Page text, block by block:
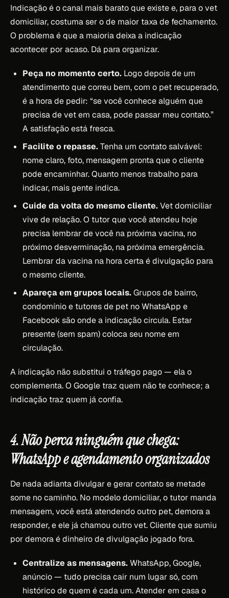
Indicação é o canal mais barato que existe e, para o vet
domiciliar, costuma ser o de maior taxa de fechamento.
O problema é que a maioria deixa a indicação
acontecer por acaso. Dá para organizar.
Peça no momento certo. Logo depois de um
atendimento que correu bem, com o pet recuperado,
é a hora de pedir: “se você conhece alguém que
precisa de vet em casa, pode passar meu contato.”
A satisfação está fresca.
Facilite o repasse.Tenha um contato salvável:
nome claro, foto, mensagem pronta que o cliente
pode encaminhar. Quanto menos trabalho para
indicar, mais gente indica.
Cuide da volta do mesmo cliente.Vet domiciliar
vive de relação. O tutor que você atendeu hoje
precisa lembrar de você na próxima vacina, no
próximo desverminação, na próxima emergência.
Lembrar da vacina na hora certa é divulgação para
o mesmo cliente.
Apareça em grupos locais.Grupos de bairro,
condomínio e tutores de pet no WhatsApp e
Facebook são onde a indicação circula. Estar
presente (sem spam) coloca seu nome em
circulação.
A indicação não substitui o tráfego pago — ela o
complementa. O Google traz quem não te conhece; a
indicação traz quem já confia.
4. Não perca ninguém que chega:
WhatsApp e agendamento organizados
De nada adianta divulgar e gerar contato se metade
some no caminho. No modelo domiciliar, o tutor manda
mensagem, você está atendendo outro pet, demora a
responder, e ele já chamou outro vet. Cliente que sumiu
por demora é dinheiro de divulgação jogado fora.
Centralize as mensagens.WhatsApp, Google,
anúncio — tudo precisa cair num lugar só, com
histórico de quem é cada um. Atender em casa o